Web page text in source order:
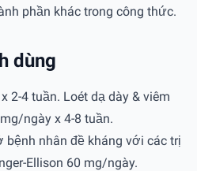
phần khác trong công thức.
dùng
2-4 tuần. Loét dạ dày & viêm
ngày x 4-8 tuần.
bệnh nhân đề kháng với các trị
Ellison 60 mg/ngày.